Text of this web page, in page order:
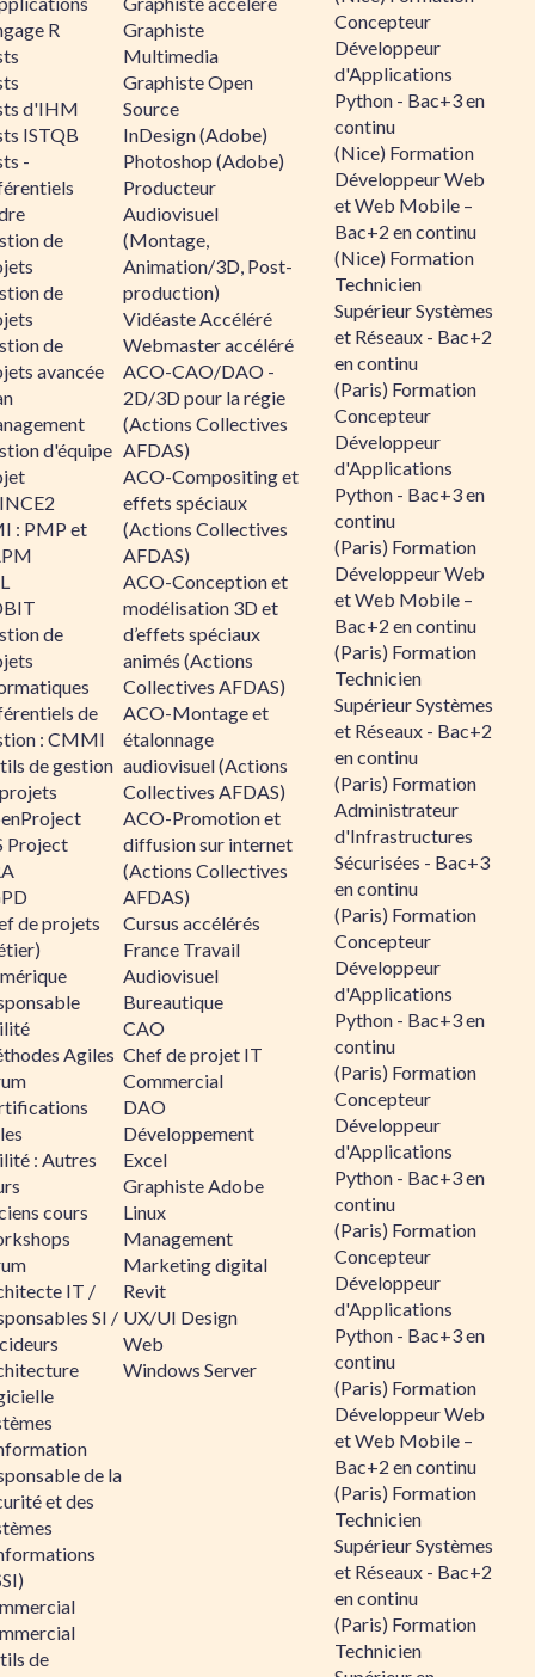
R
d'IHM
ISTQB
-
de
de
de
avancée
d'équipe
: PMP et
de
de
: CMMI
de gestion
Project
de projets
Agiles
: Autres
cours
IT /
SI /
de la
et des
de
Graphiste
Multimedia
Graphiste Open
Source
InDesign (Adobe)
Photoshop (Adobe)
Producteur
Audiovisuel
(Montage,
Animation/3D, Post-
production)
Vidéaste Accéléré
Webmaster accéléré
ACO-CAO/DAO -
2D/3D pour la régie
(Actions Collectives
AFDAS)
ACO-Compositing et
effets spéciaux
(Actions Collectives
AFDAS)
ACO-Conception et
modélisation 3D et
d’effets spéciaux
animés (Actions
Collectives AFDAS)
ACO-Montage et
étalonnage
audiovisuel (Actions
Collectives AFDAS)
ACO-Promotion et
diffusion sur internet
(Actions Collectives
AFDAS)
Cursus accélérés
France Travail
Audiovisuel
Bureautique
CAO
Chef de projet IT
Commercial
DAO
Développement
Excel
Graphiste Adobe
Linux
Management
Marketing digital
Revit
UX/UI Design
Web
Windows Server
Concepteur
Développeur
d'Applications
Python - Bac+3 en
continu
(Nice) Formation
Développeur Web
et Web Mobile –
Bac+2 en continu
(Nice) Formation
Technicien
Supérieur Systèmes
et Réseaux - Bac+2
en continu
(Paris) Formation
Concepteur
Développeur
d'Applications
Python - Bac+3 en
continu
(Paris) Formation
Développeur Web
et Web Mobile –
Bac+2 en continu
(Paris) Formation
Technicien
Supérieur Systèmes
et Réseaux - Bac+2
en continu
(Paris) Formation
Administrateur
d'Infrastructures
Sécurisées - Bac+3
en continu
(Paris) Formation
Concepteur
Développeur
d'Applications
Python - Bac+3 en
continu
(Paris) Formation
Concepteur
Développeur
d'Applications
Python - Bac+3 en
continu
(Paris) Formation
Concepteur
Développeur
d'Applications
Python - Bac+3 en
continu
(Paris) Formation
Développeur Web
et Web Mobile –
Bac+2 en continu
(Paris) Formation
Technicien
Supérieur Systèmes
et Réseaux - Bac+2
en continu
(Paris) Formation
Technicien